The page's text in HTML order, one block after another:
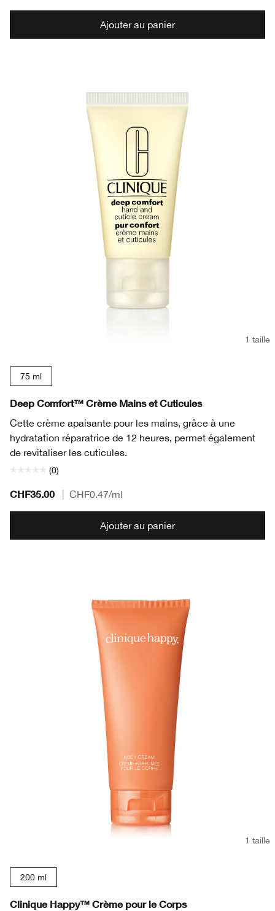
Ajouter au panier
1 taille
75 ml
Deep Comfort™ Crème Mains et Cuticules
Cette crème apaisante pour les mains, grâce à une
hydratation réparatrice de 12 heures, permet également
de revitaliser les cuticules.
(0)
CHF35.00 CHF0.47/ml
Ajouter au panier
1 taille
200 ml
Clinique Happy™ Crème pour le Corps